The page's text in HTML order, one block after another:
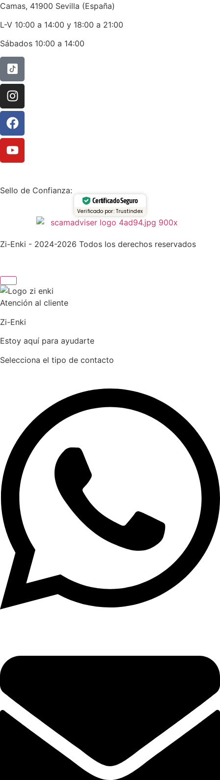
Camas, 41900 Sevilla (España)
L-V 10:00 a 14:00 y 18:00 a 21:00
Sábados 10:00 a 14:00
Sello de Confianza:
Certificado Seguro
Verificado por: Trustindex
Zi-Enki - 2024-2026 Todos los derechos reservados
Atención al cliente
Zi-Enki
Estoy aquí para ayudarte
Selecciona el tipo de contacto